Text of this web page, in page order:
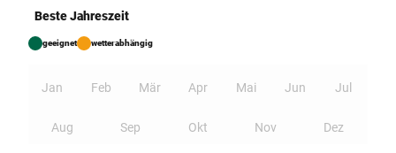
Beste Jahreszeit
geeignet wetterabhängig
Jan Feb Mär Apr Mai Jun Jul
Aug Sep Okt Nov Dez